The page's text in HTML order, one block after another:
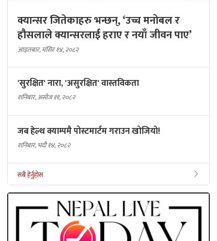
क्यान्सर जितेकाहरु भन्छन्, ‘उच्च मनोबल र
हौसलाले क्यान्सरलाई हराए र नयाँ जीवन पाए’
आइतबार, मंसिर १४, २०८२
'सुरक्षित' नारा, 'असुरक्षित' वास्तविकता
शनिबार, असोज ११, २०८२
जब हेल्थ क्याम्पमै पोस्टमार्टम गराउन खोजियो!
शनिबार, भदौ १४, २०८२
सबै हेर्नुहोस